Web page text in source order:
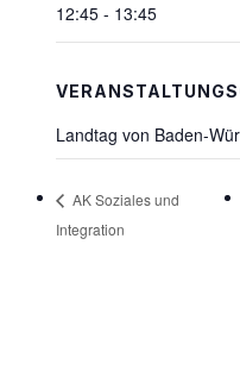
12:45 - 13:45
Landtag von Baden-
AK Soziales und
Integration